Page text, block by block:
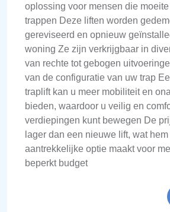
oplossing voor mensen die
trappen Deze liften worden
gereviseerd en opnieuw
woning Ze zijn verkrijgbaar in
van rechte tot gebogen
van de configuratie van uw trap
traplift kan u meer mobiliteit en
bieden, waardoor u veilig en
verdiepingen kunt bewegen De
lager dan een nieuwe lift, wat hem
aantrekkelijke optie maakt voor
beperkt budget